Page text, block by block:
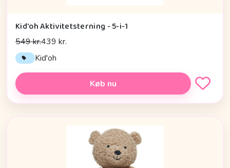
Kid'oh Aktivitetsterning - 5-i-1
549 kr.439 kr.
Kid'oh
Køb nu